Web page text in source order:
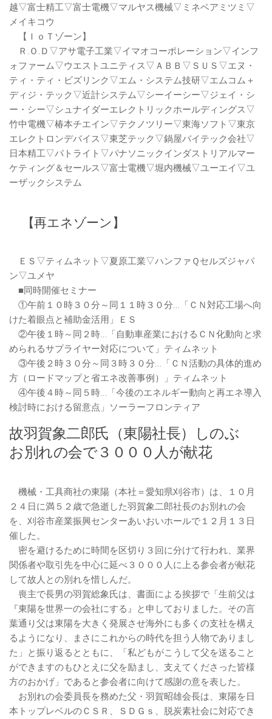
越▽富士精工▽富士電機▽マルヤス機械▽ミネベアミツミ▽
メイキコウ
【ＩｏＴゾーン】
Ｒ.Ｏ.Ｄ▽アサ電子工業▽イマオコーポレーション▽インフ
ォファーム▽ウエストユニティス▽ＡＢＢ▽ＳＵＳ▽エヌ・
ティ・ティ・ビズリンク▽エム・システム技研▽エムコム＋
ディジ・テック▽近計システム▽シーイーシー▽ジェイ・シ
ー・シー▽シュナイダーエレクトリックホールディングス▽
竹中電機▽椿本チエイン▽テクノツリー▽東海ソフト▽東京
エレクトロンデバイス▽東芝テック▽鍋屋バイテック会社▽
日本精工▽パトライト▽パナソニックインダストリアルマー
ケティング＆セールス▽富士電機▽堀内機械▽ユーエイ▽ユ
ーザックシステム
【再エネゾーン】
ＥＳ▽ティムネット▽夏原工業▽ハンファＱセルズジャパ
ン▽ユメヤ
■同時開催セミナー
①午前１０時３０分～同１１時３０分…「ＣＮ対応工場へ向
けた着眼点と補助金活用」ＥＳ
②午後１時～同２時…「自動車産業におけるＣＮ化動向と求
められるサプライヤー対応について」ティムネット
③午後２時３０分～同３時３０分…「ＣＮ活動の具体的進め
方（ロードマップと省エネ改善事例）」ティムネット
④午後４時～同５時…「今後のエネルギー動向と再エネ導入
検討時における留意点」ソーラーフロンティア
故羽賀象二郎氏（東陽社長）しのぶ
お別れの会で３０００人が献花
機械・工具商社の東陽（本社＝愛知県刈谷市）は、１０月
２４日に満５２歳で急逝した羽賀象二郎社長のお別れの会
を、刈谷市産業振興センターあいおいホールで１２月１３日
催した。
密を避けるために時間を区切り３回に分けて行われ、業界
関係者や取引先を中心に延べ３０００人に上る参会者が献花
して故人との別れを惜しんだ。
喪主で長男の羽賀総象氏は、書面による挨拶で「生前父は
『東陽を世界一の会社にする』と申しておりました。その言
葉通り父は東陽を大きく発展させ海外にも多くの支社を構え
るようになり、まさにこれからの時代を担う人物でありまし
た」と振り返るとともに、「私どもがこうして父を送ること
ができますのもひとえに父を励まし、支えてくださった皆様
方のおかげ」であると参会者に向けて感謝の意を表した。
お別れの会委員長を務めた父・羽賀昭雄会長は、東陽を日
本トップレベルのＣＳＲ、ＳＤＧｓ、脱炭素社会に対応でき